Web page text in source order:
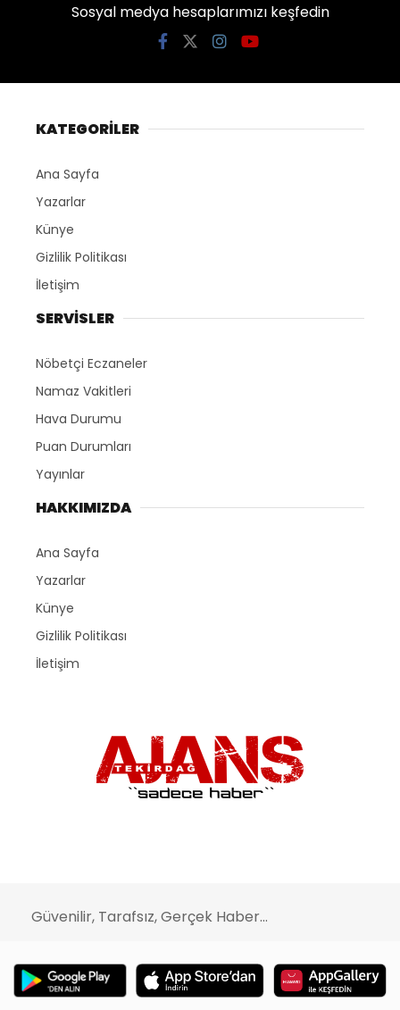
Sosyal medya hesaplarımızı keşfedin
KATEGORİLER
Ana Sayfa
Yazarlar
Künye
Gizlilik Politikası
İletişim
SERVİSLER
Nöbetçi Eczaneler
Namaz Vakitleri
Hava Durumu
Puan Durumları
Yayınlar
HAKKIMIZDA
Ana Sayfa
Yazarlar
Künye
Gizlilik Politikası
İletişim
Güvenilir, Tarafsız, Gerçek Haber...